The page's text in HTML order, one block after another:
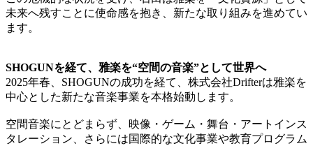
未来へ残すことに使命感を抱き、新たな取り組みを進めてい
ます。
SHOGUNを経て、雅楽を“空間の音楽”として世界へ
2025年春、SHOGUNの成功を経て、株式会社Drifterは雅楽を
中心とした新たな音楽事業を本格始動します。
空間音楽にとどまらず、映像・ゲーム・舞台・アートインス
タレーション、さらには国際的な文化事業や教育プログラム